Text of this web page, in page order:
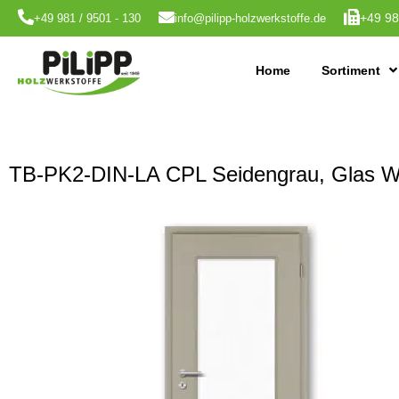
+49 981 / 9501 - 130 info@pilipp-holzwerkstoffe.de +49
Home Sortiment
TB-PK2-DIN-LA CPL Seidengrau, Glas